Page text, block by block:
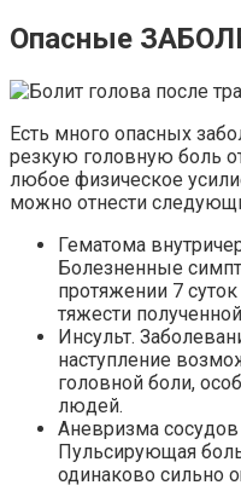
Опасные
Есть много опасных
резкую головную боль
любое физическое
можно отнести
Гематома
Болезненные
протяжении 7
тяжести
Инсульт.
наступление
головной боли,
людей.
Аневризма сосудов
Пульсирующая
одинаково сильно